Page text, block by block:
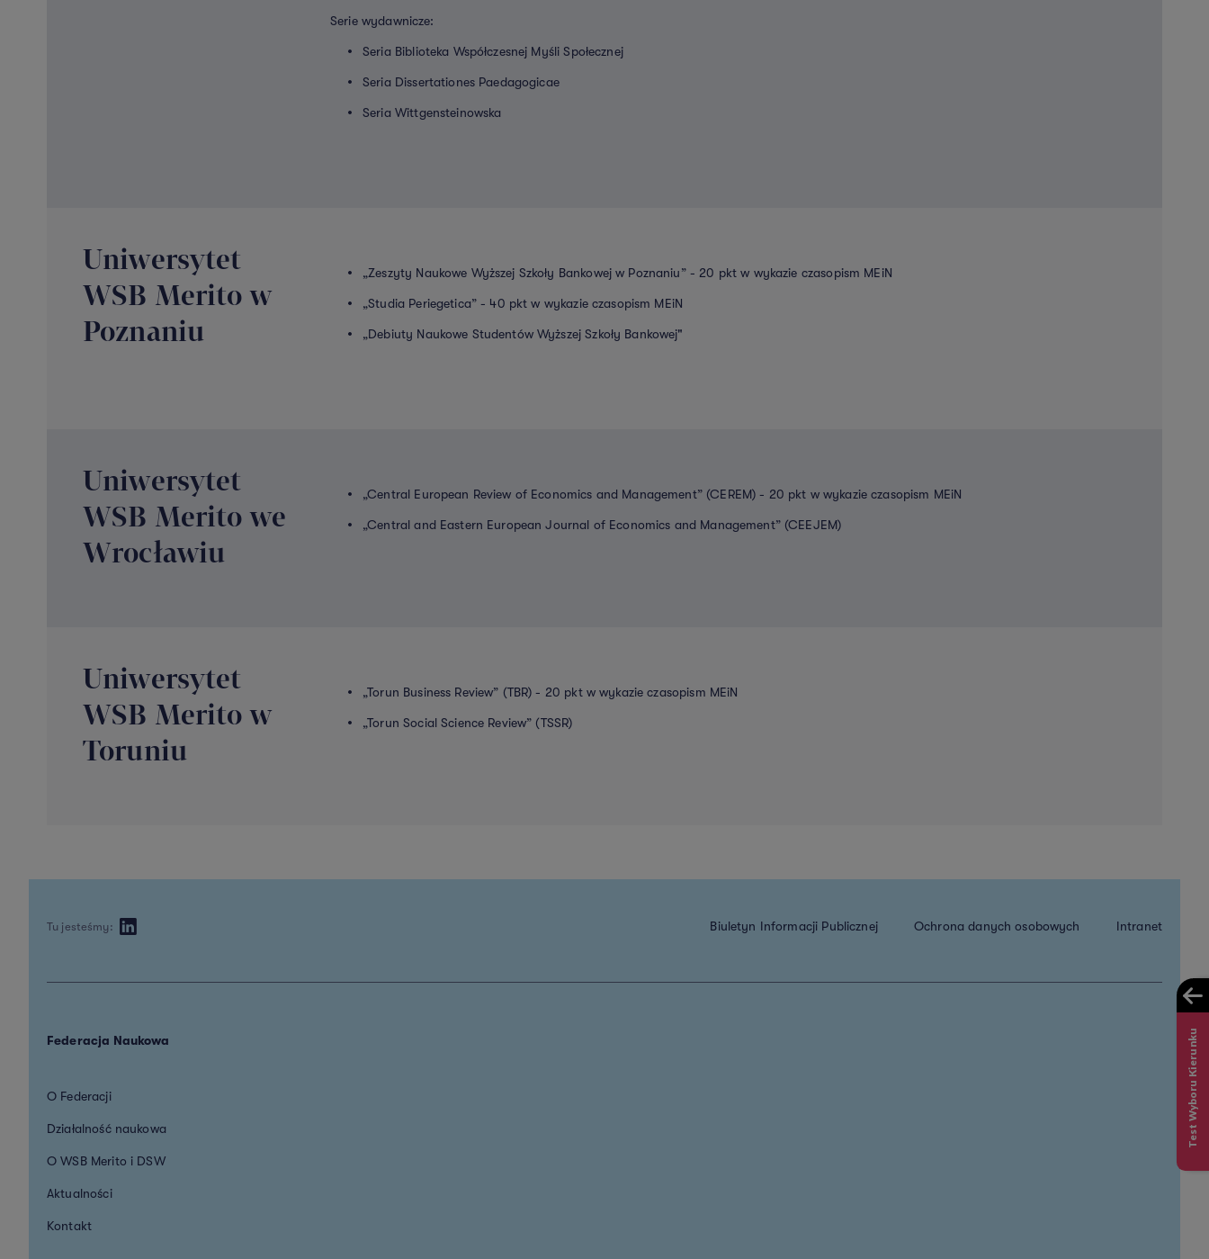
Serie wydawnicze:
Seria Biblioteka Współczesnej Myśli Społecznej
Seria Dissertationes Paedagogicae
Seria Wittgensteinowska
Uniwersytet
WSB Merito w
Poznaniu
„Zeszyty Naukowe Wyższej Szkoły Bankowej w Poznaniu” - 20 pkt w wykazie czasopism MEiN
„Studia Periegetica” - 40 pkt w wykazie czasopism MEiN
„Debiuty Naukowe Studentów Wyższej Szkoły Bankowej"
Uniwersytet
WSB Merito we
Wrocławiu
„Central European Review of Economics and Management” (CEREM) - 20 pkt w wykazie czasopism MEiN
„Central and Eastern European Journal of Economics and Management” (CEEJEM)
Uniwersytet
WSB Merito w
Toruniu
„Torun Business Review” (TBR) - 20 pkt w wykazie czasopism MEiN
„Torun Social Science Review” (TSSR)
Tu jesteśmy: Biuletyn Informacji Publicznej Ochrona danych osobowych Intranet
Federacja Naukowa
O Federacji
Działalność naukowa
O WSB Merito i DSW
Aktualności
Kontakt
Test Wyboru Kierunku